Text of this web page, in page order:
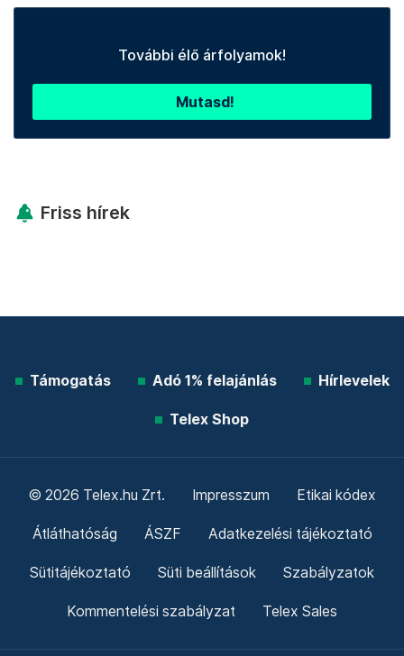
További élő árfolyamok!
Mutasd!
Friss hírek
Támogatás Adó 1% felajánlás Hírlevelek
Telex Shop
© 2026 Telex.hu Zrt. Impresszum Etikai kódex
Átláthatóság ÁSZF Adatkezelési tájékoztató
Sütitájékoztató Süti beállítások Szabályzatok
Kommentelési szabályzat Telex Sales